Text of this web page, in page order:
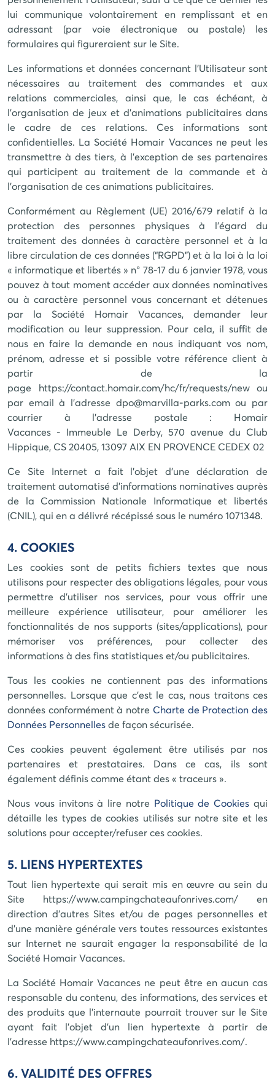
lui communique volontairement en remplissant et en
adressant (par voie électronique ou postale) les
formulaires qui figureraient sur le Site.
Les informations et données concernant l'Utilisateur sont
nécessaires au traitement des commandes et aux
relations commerciales, ainsi que, le cas échéant, à
l'organisation de jeux et d'animations publicitaires dans
le cadre de ces relations. Ces informations sont
confidentielles. La Société Homair Vacancesne peut les
transmettre à des tiers, à l'exception de ses partenaires
qui participent au traitement de la commande et à
l'organisation de ces animations publicitaires.
Conformément au Règlement (UE) 2016/679 relatif à la
protection des personnes physiques à l’égard du
traitement des données à caractère personnel et à la
libre circulation de ces données (“RGPD”) et à la loi à la loi
« informatique et libertés » n° 78-17 du 6 janvier 1978, vous
pouvez à tout moment accéder aux données nominatives
ou à caractère personnel vous concernant et détenues
par la Société Homair Vacances, demander leur
modification ou leur suppression. Pour cela, il suffit de
nous en faire la demande en nous indiquant vos nom,
prénom, adresse et si possible votre référence client à
partir de la
page https://contact.homair.com/hc/fr/requests/newou
par email à l'adresse dpo@marvilla-parks.comou par
courrier à l'adresse postale : Homair
Vacances - Immeuble Le Derby, 570 avenue du Club
Hippique, CS 20405, 13097 AIX EN PROVENCE CEDEX 02
Ce Site Internet a fait l'objet d'une déclaration de
traitement automatisé d'informations nominatives auprès
de la Commission Nationale Informatique et libertés
(CNIL), qui en a délivré récépissé sous le numéro1071348.
4. COOKIES
Les cookies sont de petits fichiers textes que nous
utilisons pour respecter des obligations légales, pour vous
permettre d’utiliser nos services, pour vous offrir une
meilleure expérience utilisateur, pour améliorer les
fonctionnalités de nos supports (sites/applications), pour
mémoriser vos préférences, pour collecter des
informations à des fins statistiques et/ou publicitaires.
Tous les cookies ne contiennent pas des informations
personnelles. Lorsque que c'est le cas, nous traitons ces
données conformément à notre Charte de Protection des
Données Personnellesde façon sécurisée.
Ces cookies peuvent également être utilisés par nos
partenaires et prestataires. Dans ce cas, ils sont
également définis comme étant des « traceurs ».
Nous vous invitons à lire notre Politique de Cookies qui
détaille les types de cookies utilisés sur notre site et les
solutions pour accepter/refuser ces cookies.
5. LIENS HYPERTEXTES
Tout lien hypertexte qui serait mis en œuvre au sein du
Site https://www.campingchateaufonrives.com/ en
direction d'autres Sites et/ou de pages personnelles et
d'une manière générale vers toutes ressources existantes
sur Internet ne saurait engager la responsabilité de la
Société Homair Vacances.
La Société Homair Vacances ne peut être en aucun cas
responsable du contenu, des informations, des services et
des produits que l'internaute pourrait trouver sur le Site
ayant fait l'objet d'un lien hypertexte à partir de
l'adresse https://www.campingchateaufonrives.com/.
6. VALIDITÉ DES OFFRES